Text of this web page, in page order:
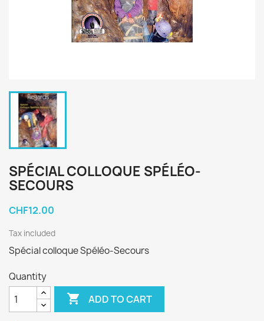
SPÉCIAL COLLOQUE SPÉLÉO-
SECOURS
CHF12.00
Tax included
Spécial colloque Spéléo-Secours
Quantity
 ADD TO CART